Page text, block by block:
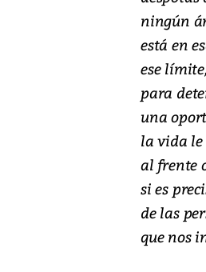
ningún
está en
ese
para
una
la vida le
al frente
si es
de las
que nos